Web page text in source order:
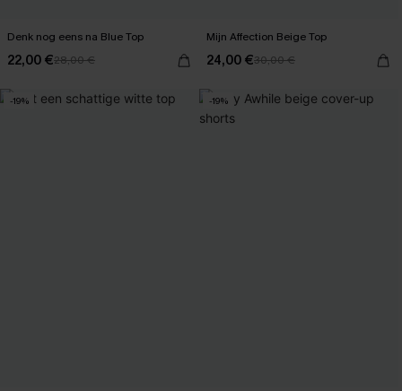
Denk nog eens na Blue Top
22,00 €28,00 €
Mijn Affection Beige Top
24,00 €30,00 €
-19% -19%